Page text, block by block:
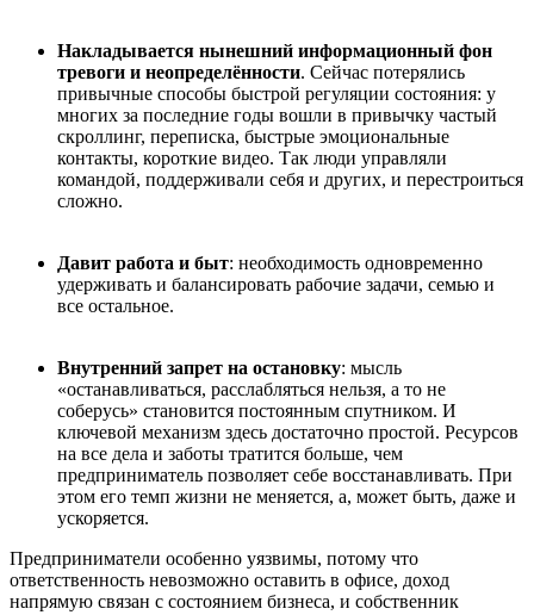
Накладывается нынешний информационный фон
тревоги и неопределённости. Сейчас потерялись
привычные способы быстрой регуляции состояния: у
многих за последние годы вошли в привычку частый
скроллинг, переписка, быстрые эмоциональные
контакты, короткие видео. Так люди управляли
командой, поддерживали себя и других, и перестроиться
сложно.
Давит работа и быт: необходимость одновременно
удерживать и балансировать рабочие задачи, семью и
все остальное.
Внутренний запрет на остановку: мысль
«останавливаться, расслабляться нельзя, а то не
соберусь» становится постоянным спутником. И
ключевой механизм здесь достаточно простой. Ресурсов
на все дела и заботы тратится больше, чем
предприниматель позволяет себе восстанавливать. При
этом его темп жизни не меняется, а, может быть, даже и
ускоряется.
Предприниматели особенно уязвимы, потому что
ответственность невозможно оставить в офисе, доход
напрямую связан с состоянием бизнеса, и собственник